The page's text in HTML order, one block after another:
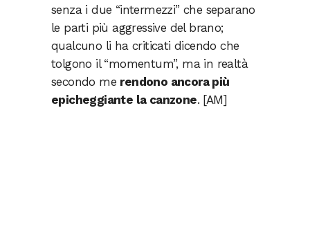
senza i due “intermezzi” che separano
le parti più aggressive del brano;
qualcuno li ha criticati dicendo che
tolgono il “momentum”, ma in realtà
secondo me rendono ancora più
epicheggiante la canzone. [AM]